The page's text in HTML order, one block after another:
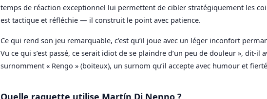
temps de réaction exceptionnel lui permettent de cibler stratégiquement les
est tactique et réfléchie — il construit le point avec patience.
Ce qui rend son jeu remarquable, c’est qu’il joue avec un léger inconfort
Vu ce qui s’est passé, ce serait idiot de se plaindre d’un peu de douleur », dit-il
surnomment « Rengo » (boiteux), un surnom qu’il accepte avec humour et
Quelle raquette utilise Martín Di Nenno ?